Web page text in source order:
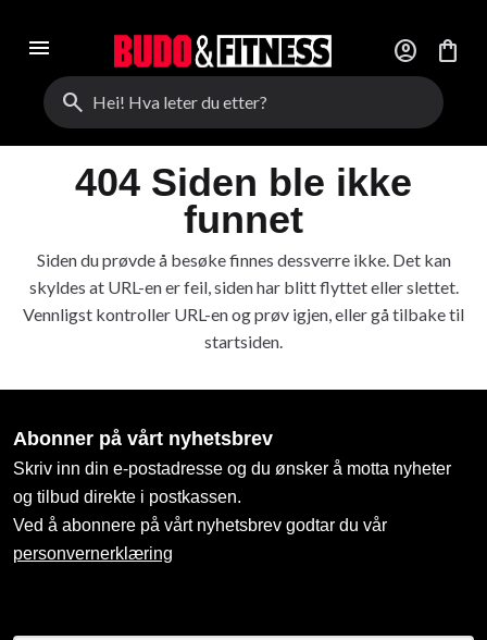
menu account_circle
shopping_bag
search
404 Siden ble ikke
funnet
Siden du prøvde å besøke finnes dessverre ikke. Det kan
skyldes at URL-en er feil, siden har blitt flyttet eller slettet.
Vennligst kontroller URL-en og prøv igjen, eller gå tilbake til
startsiden.
Abonner på vårt nyhetsbrev
Skriv inn din e-postadresse og du ønsker å motta nyheter
og tilbud direkte i postkassen.
Ved å abonnere på vårt nyhetsbrev godtar du vår
personvernerklæring